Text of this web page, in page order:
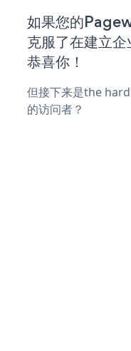
如果您的
克服了在建立企
恭喜你！
但接下来是the
的访问者？